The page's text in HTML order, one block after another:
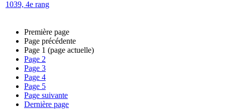
1039, 4e rang
Première page
Page précédente
Page 1 (page actuelle)
Page 2
Page 3
Page 4
Page 5
Page suivante
Dernière page